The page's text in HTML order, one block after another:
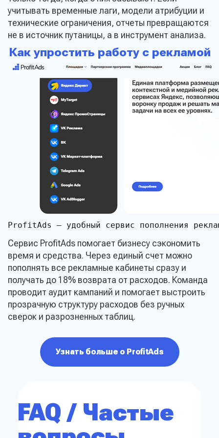
учитывать временные лаги, модели атрибуции и
технические ограничения, отчеты превращаются
не в источник путаницы, а в инструмент анализа.
Как упростить работу с рекламой
ProfitAds — удобный сервис пополнения
Сервис ProfitAds помогает бизнесу сэкономить
время и средства. Через единый счет можно
пополнять все рекламные кабинеты сразу и
получать до 18% возврата от расходов. Команда
проводит аудит кампаний и помогает выстроить
прозрачную структуру расходов без ручных
сверок и разрозненных таблиц.
Узнать больше о ProfitAds
FAQ / Частые